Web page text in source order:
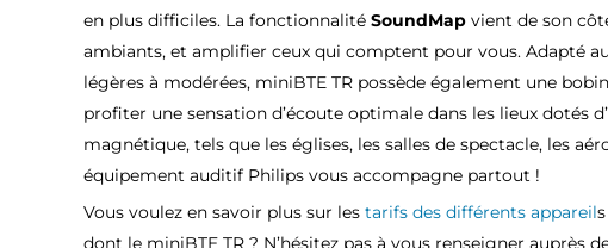
en plus difficiles. La fonctionnalité SoundMap vient de son
ambiants, et amplifier ceux qui comptent pour vous. Adapté
légères à modérées, miniBTE TR possède également une
profiter une sensation d’écoute optimale dans les lieux dotés
magnétique, tels que les églises, les salles de spectacle, les
équipement auditif Philips vous accompagne partout !
Vous voulez en savoir plus sur les tarifs des différents appareil
dont le miniBTE TR ? N’hésitez pas à vous renseigner auprès